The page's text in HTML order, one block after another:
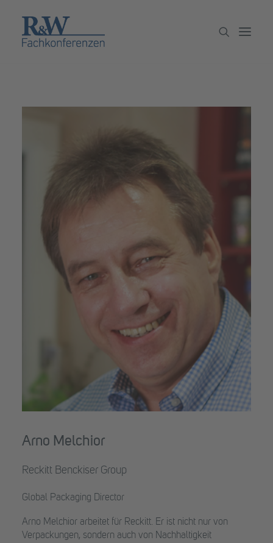
Archiv
Arno Melchior
Reckitt Benckiser Group
Global Packaging Director
Arno Melchior arbeitet für Reckitt. Er ist nicht nur von
Verpackungen, sondern auch von Nachhaltigkeit